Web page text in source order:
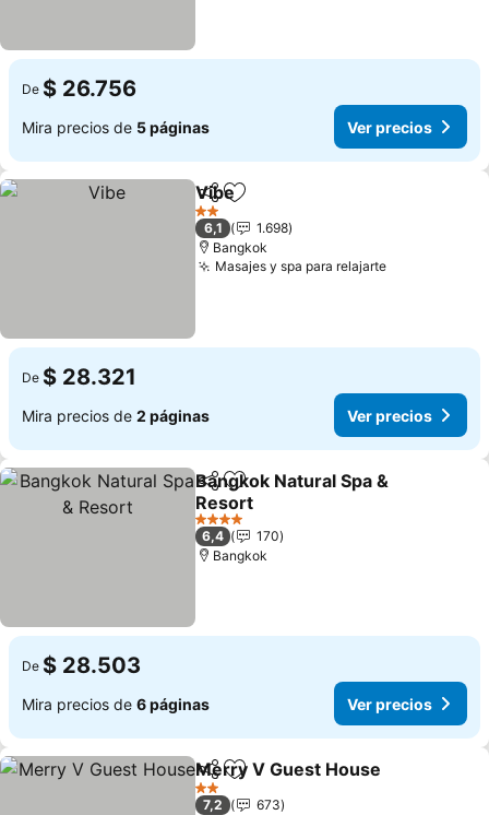
De $ 26.756
Mira precios de 5 páginas Ver precios
CompartirAgregar a favoritos
Vibe
2 Estrellas
6,1
1.698
Bangkok
Masajes y spa para relajarteVer precios
De $ 28.321
Mira precios de 2 páginas Ver precios
CompartirAgregar a favoritos
Bangkok Natural Spa &
Resort
Ver precios
4 Estrellas
6,4
170
Bangkok
De $ 28.503
Mira precios de 6 páginas Ver precios
CompartirAgregar a favoritos
Merry V Guest House
2 Estrellas
7,2
673